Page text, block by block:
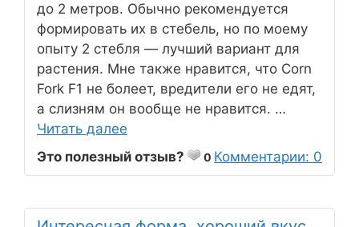
до 2 метров. Обычно рекомендуется
формировать их в стебель, но по моему
опыту 2 стебля — лучший вариант для
растения. Мне также нравится, что Corn
Fork F1 не болеет, вредители его не едят,
а слизням он вообще не нравится. …
Читать далее
Это полезный отзыв?
0 Комментарии: 0